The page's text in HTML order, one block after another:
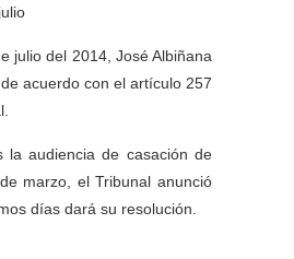
julio del 2014, José Albiñana
acuerdo con el artículo 257
la audiencia de casación de
marzo, el Tribunal anunció
días dará su resolución.